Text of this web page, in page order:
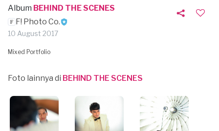
Album BEHIND THE SCENES
F! Photo Co.
10 August 2017
Mixed Portfolio
Foto lainnya di BEHIND THE SCENES